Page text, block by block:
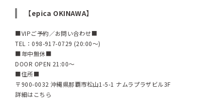
【epica OKINAWA】
■VIPご予約／お問い合わせ■
TEL：098-917-0729 (20:00～)
■年中無休■
DOOR OPEN 21:00～
■住所■
〒900-0032 沖縄県那覇市松山1-5-1 ナムラプラザビル3F
詳細はこちら